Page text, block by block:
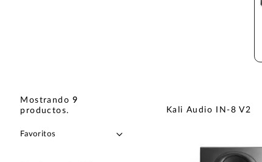
Mostrando9
productos. Kali Audio IN-8 V2